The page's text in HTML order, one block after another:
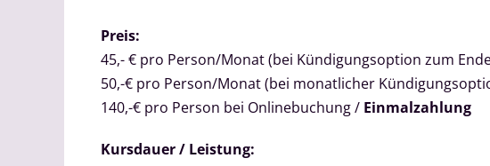
Preis:
45,- € pro Person/Monat (bei Kündigungsoption zum
50,-€ pro Person/Monat (bei monatlicher
140,-€ pro Person bei Onlinebuchung / Einmalzahlung
Kursdauer / Leistung: